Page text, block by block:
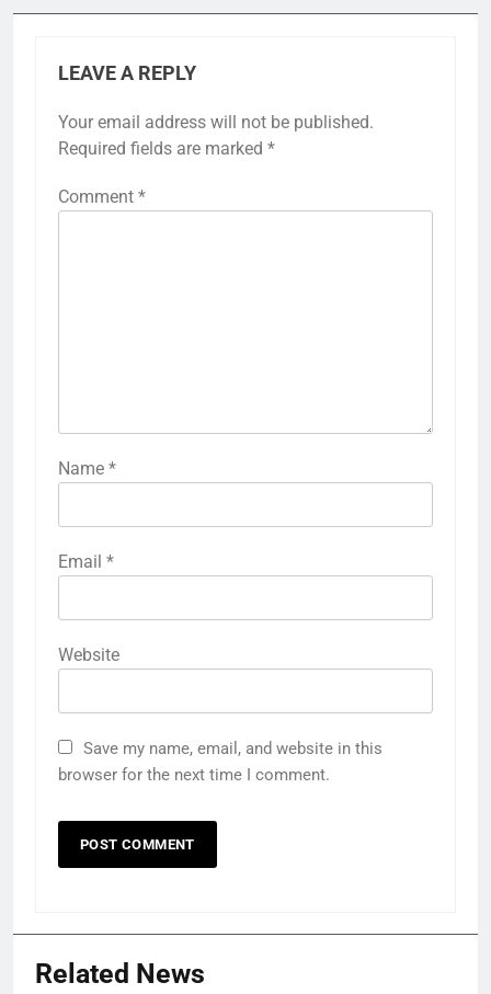
LEAVE A REPLY
Your email address will not be published.
Required fields are marked *
Comment *
Name *
Email *
Website
Save my name, email, and website in this
browser for the next time I comment.
Related News